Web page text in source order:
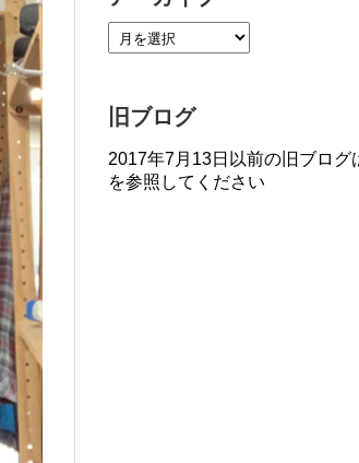
旧ブログ
2017年7月13日以前の旧ブログ
を参照してください